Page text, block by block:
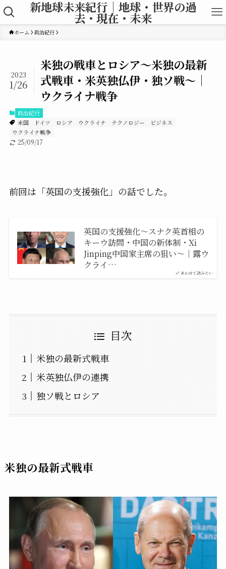
新地球未来紀行｜地球・世界の過
去・現在・未来
ホーム 政治紀行
米独の戦車とロシア〜米独の最新
式戦車・米英独仏伊・独ソ戦〜｜
ウクライナ戦争
2023
1/26
政治紀行
米国
ドイツ ロシア ウクライナ テクノロジー
ビジネス
ウクライナ戦争
25/09/17
前回は「英国の支援強化」の話でした。
あわせて読みたい
英国の支援強化〜スナク英首相の
キーウ訪問・中国の新体制・Xi
Jinping中国家主席の狙い〜｜露ウ
クライ…
目次
米独の最新式戦車
米英独仏伊の連携
独ソ戦とロシア
米独の最新式戦車